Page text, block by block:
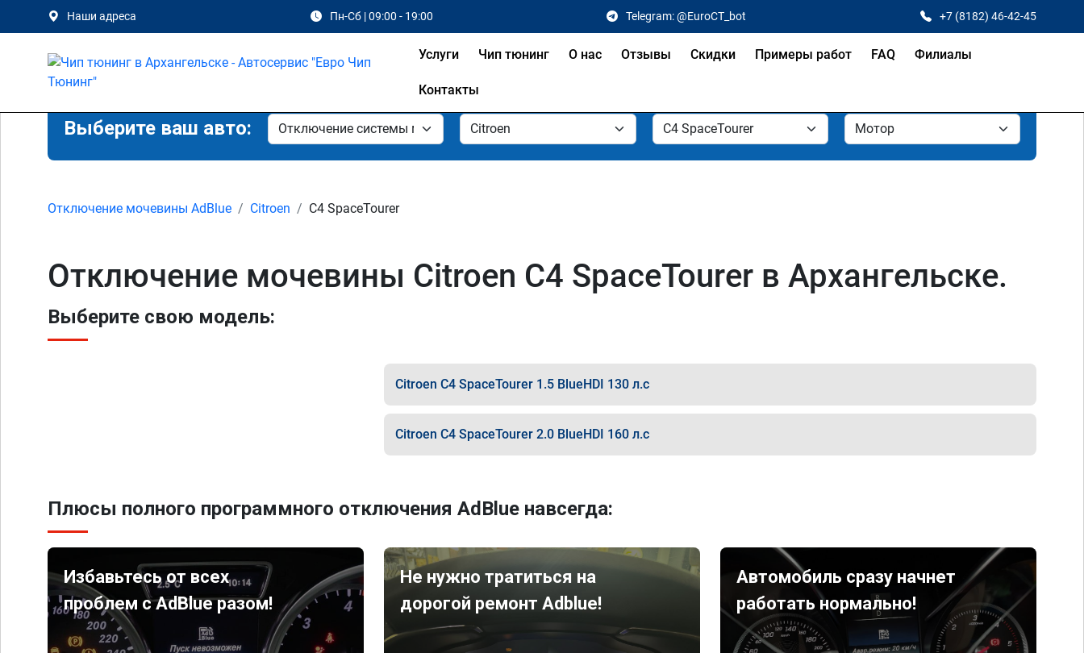
Наши адреса Пн-Сб | 09:00 - 19:00 Telegram: @EuroCT_bot +7 (8182) 46-42-45
Услуги Чип тюнинг О нас Отзывы Скидки Примеры работ FAQ Филиалы
Контакты
Выберите ваш авто:
Отключение мочевины AdBlue Citroen C4 SpaceTourer
Отключение мочевины Citroen C4 SpaceTourer в Архангельске.
Выберите свою модель:
Citroen C4 SpaceTourer 1.5 BlueHDI 130 л.с
Citroen C4 SpaceTourer 2.0 BlueHDI 160 л.с
Плюсы полного программного отключения AdBlue навсегда:
Избавьтесь от всех
проблем с AdBlue разом!
Не нужно тратиться на
дорогой ремонт Adblue!
Автомобиль сразу начнет
работать нормально!